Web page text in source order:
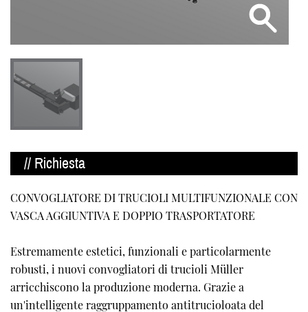
// Richiesta
CONVOGLIATORE DI TRUCIOLI MULTIFUNZIONALE CON
VASCA AGGIUNTIVA E DOPPIO TRASPORTATORE
Estremamente estetici, funzionali e particolarmente
robusti, i nuovi convogliatori di trucioli Müller
arricchiscono la produzione moderna. Grazie a
un'intelligente raggruppamento antitrucioloata del